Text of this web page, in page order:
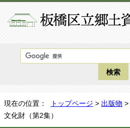
現在の位置： トップページ > 出版物 >
文化財（第2集）